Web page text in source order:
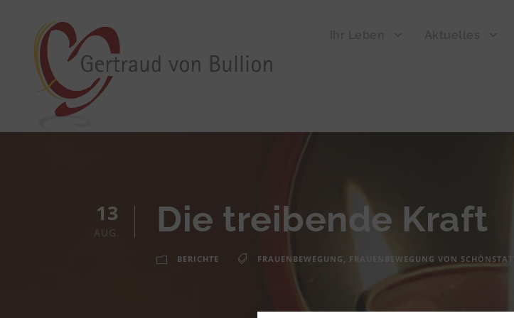
13
AUG. Die treibende Kraft
BERICHTE FRAUENBEWEGUNG , FRAUENBEWEGUNG VON SCHÖNSTATT